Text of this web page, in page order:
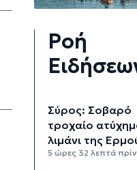
Ροή
Σύρος: Σοβαρό
τροχαίο
λιμάνι της
5 ώρες 32 λεπτά πρίν